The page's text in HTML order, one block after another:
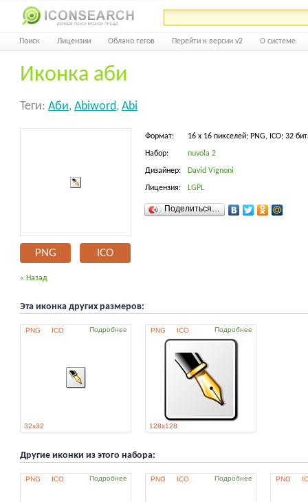
Поиск Лицензии Облако тегов Перейти к версии v2 О системе
Иконка аби
Теги: Аби, Abiword, Abi
PNG ICO
Формат: 16 x 16 пикселей; PNG, ICO; 32
Набор: nuvola 2
Дизайнер: David Vignoni
Лицензия: LGPL
Поделиться…
« Назад
Эта иконка других размеров:
PNG ICO Подробнее
32x32
PNG ICO Подробнее
128x128
Другие иконки из этого набора:
PNG ICO Подробнее PNG ICO Подробнее PNG